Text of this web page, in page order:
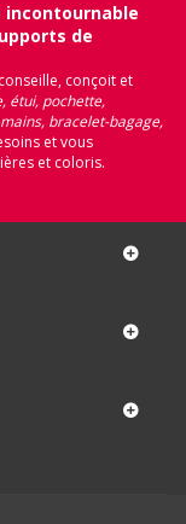
incontournable
de
conçoit et
étui, pochette,
bracelet-bagage,
et vous
et coloris.